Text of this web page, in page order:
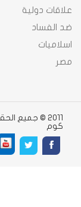
علاقات دولية
ضد الفساد
اسلاميات
مصر
2011 © جميع
كوم